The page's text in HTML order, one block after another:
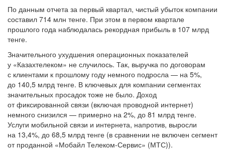
По данным отчета за первый квартал, чистый убыток компании
составил 714 млн тенге. При этом в первом квартале
прошлого года наблюдалась рекордная прибыль в 107 млрд
тенге.
Значительного ухудшения операционных показателей
у «Казахтелеком» не случилось. Так, выручка по договорам
с клиентами к прошлому году немного подросла — на 5%,
до 140,5 млрд тенге. В ключевых для компании сегментах
значительных просадок тоже не было. Доход
от фиксированной связи (включая проводной интернет)
немного снизился — примерно на 2%, до 81 млрд тенге.
Услуги мобильной связи и интернета, напротив, выросли
на 13,4%, до 68,5 млрд тенге (в сравнении не включен сегмент
от проданной «Мобайл Телеком-Сервис» (МТС)).